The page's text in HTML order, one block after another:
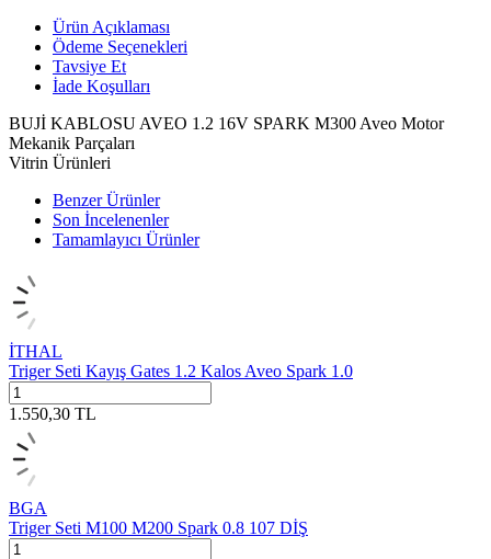
Ürün Açıklaması
Ödeme Seçenekleri
Tavsiye Et
İade Koşulları
BUJİ KABLOSU AVEO 1.2 16V SPARK M300 Aveo Motor
Mekanik Parçaları
Vitrin Ürünleri
Benzer Ürünler
Son İncelenenler
Tamamlayıcı Ürünler
İTHAL
Triger Seti Kayış Gates 1.2 Kalos Aveo Spark 1.0
1.550,30 TL
BGA
Triger Seti M100 M200 Spark 0.8 107 DİŞ